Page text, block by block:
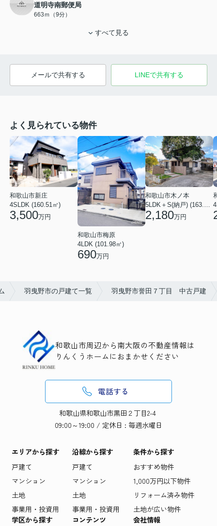
道明寺南郵便局
663ｍ（9分）
すべて見る
メールで共有する LINEで共有する
よく見られている物件
和歌山市新庄
4SLDK (160.51㎡)
3,500万円
和歌山市梅原
4LDK (101.98㎡)
690万円
和歌山市木ノ本
2,180万円
羽曳野市の戸建て一覧 羽曳野市誉田７丁目 中古戸建
和歌山市周辺から南大阪の不動産情報は
りんくうホームにおまかせください
電話する
和歌山県和歌山市黒田２丁目2-4
09:00～19:00 / 定休日 : 毎週水曜日
エリアから探す
戸建て
マンション
土地
事業用・投資用
沿線から探す
戸建て
マンション
土地
事業用・投資用
条件から探す
おすすめ物件
1,000万円以下物件
リフォーム済み物件
土地が広い物件
学区から探す
コンテンツ
会社情報